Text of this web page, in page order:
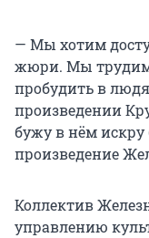
— Мы хотим
жюри. Мы
пробудить в
произведении
бужу в нём
произведение
Коллектив
управлению